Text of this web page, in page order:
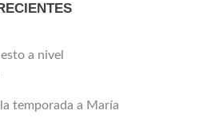
a nivel
temporada a María